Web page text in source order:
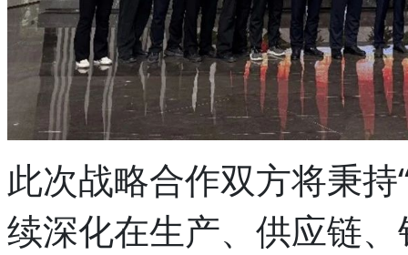
此次战略合作双方将秉
续深化在生产、供应链